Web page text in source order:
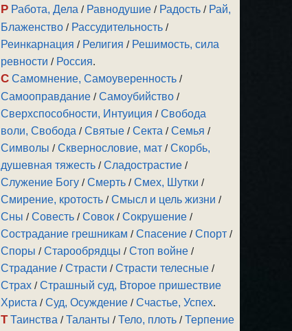
Р Работа, Дела / Равнодушие / Радость / Рай,
Блаженство / Рассудительность /
Реинкарнация / Религия / Решимость, сила
ревности / Россия.
С Самомнение, Самоуверенность /
Самооправдание /Самоубийство /
Сверхспособности, Интуиция /Свобода
воли, Свобода /Святые /Секта /Семья /
Символы /Сквернословие, мат /Скорбь,
душевная тяжесть /Сладострастие /
Служение Богу /Смерть /Смех, Шутки /
Смирение, кротость /Смысл и цель жизни /
Сны /Совесть /Совок /Сокрушение /
Сострадание грешникам /Спасение /Спорт /
Споры /Старообрядцы /Стоп войне /
Страдание /Страсти /Страсти телесные /
Страх /Страшный суд, Второе пришествие
Христа /Суд, Осуждение /Счастье, Успех.
Т Таинства /Таланты /Тело, плоть /Терпение